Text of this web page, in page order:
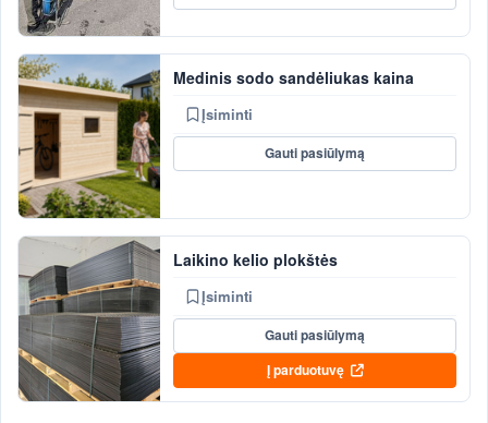
Medinis sodo sandėliukas kaina
Įsiminti
Gauti pasiūlymą
Laikino kelio plokštės
Įsiminti
Gauti pasiūlymą
Į parduotuvę